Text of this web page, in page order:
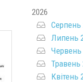
2026
Серпень
Липень
Червень
Травень
Квітень